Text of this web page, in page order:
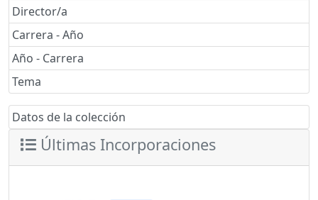
Director/a
Carrera - Año
Año - Carrera
Tema
Datos de la colección
Últimas Incorporaciones